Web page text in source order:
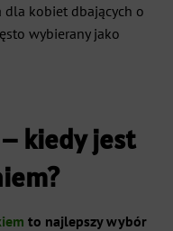
dla kobiet dbających o
wybierany jako
kiedy jest
to najlepszy wybór